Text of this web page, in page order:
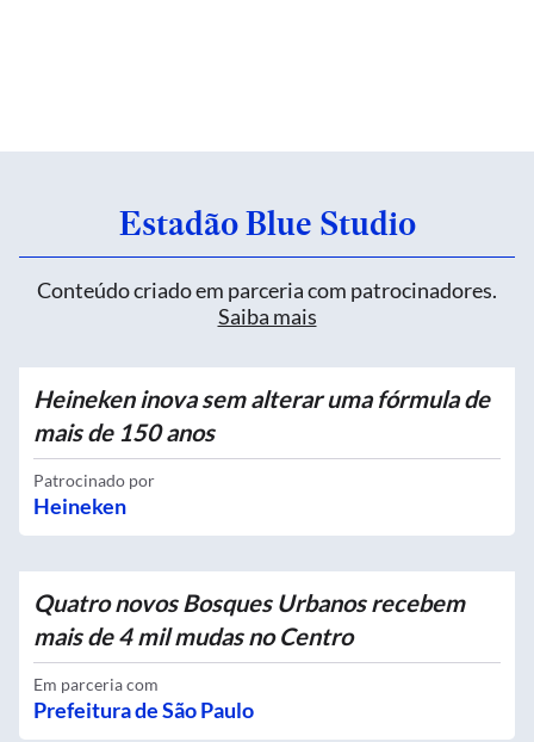
Estadão Blue Studio
Conteúdo criado em parceria com patrocinadores.
Saiba mais
Heineken inova sem alterar uma fórmula de
mais de 150 anos
Patrocinado por
Heineken
Quatro novos Bosques Urbanos recebem
mais de 4 mil mudas no Centro
Em parceria com
Prefeitura de São Paulo